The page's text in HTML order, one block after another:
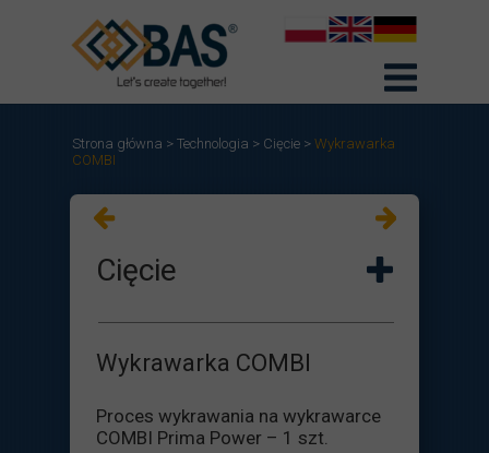
Cięcie
Proces wykrawania na wykrawarce
COMBI Prima Power – 1 szt.
Strona główna > Technologia > Cięcie > Wykrawarka
COMBI
Wykrawarka COMBI